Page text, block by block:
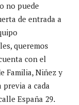
no puede
de entrada a
queremos
con el
Familia, Niñez y
a cada
España 29.